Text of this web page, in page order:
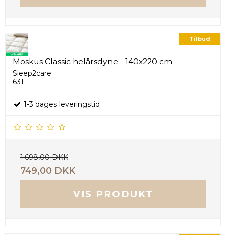
Tilbud
Moskus Classic helårsdyne - 140x220 cm
Sleep2care
631
1-3 dages leveringstid
1.698,00 DKK
749,00 DKK
VIS PRODUKT